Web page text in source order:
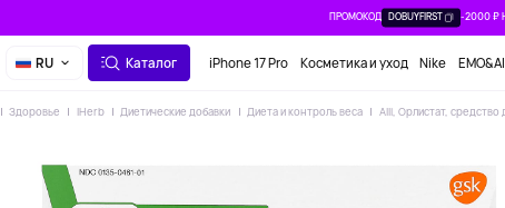
ПРОМОКОД DOBUYFIRST -2000 ₽
RU Каталог iPhone 17 Pro Косметика и уход Nike
Здоровье IHerb Диетические добавки Диета и контроль веса Alli, Орлистат, средство